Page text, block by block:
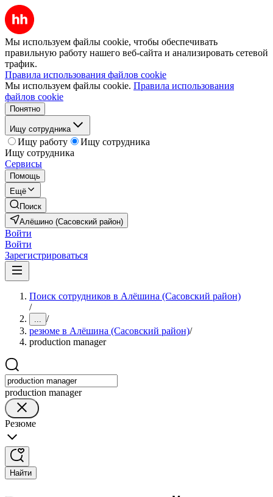
Мы используем файлы cookie, чтобы обеспечивать
правильную работу нашего веб-сайта и анализировать сетевой
трафик.
Правила использования файлов cookie
Мы используем файлы cookie. Правила использования
файлов cookie
Понятно
Ищу сотрудника
Ищу работу
Ищу сотрудника
Ищу сотрудника
Сервисы
Помощь
Ещё
Поиск
Алёшино (Сасовский район)
Войти
Войти
Зарегистрироваться
Поиск сотрудников в Алёшина (Сасовский район)
/
... /
резюме в Алёшина (Сасовский район)/
production manager
production manager
Резюме
Найти